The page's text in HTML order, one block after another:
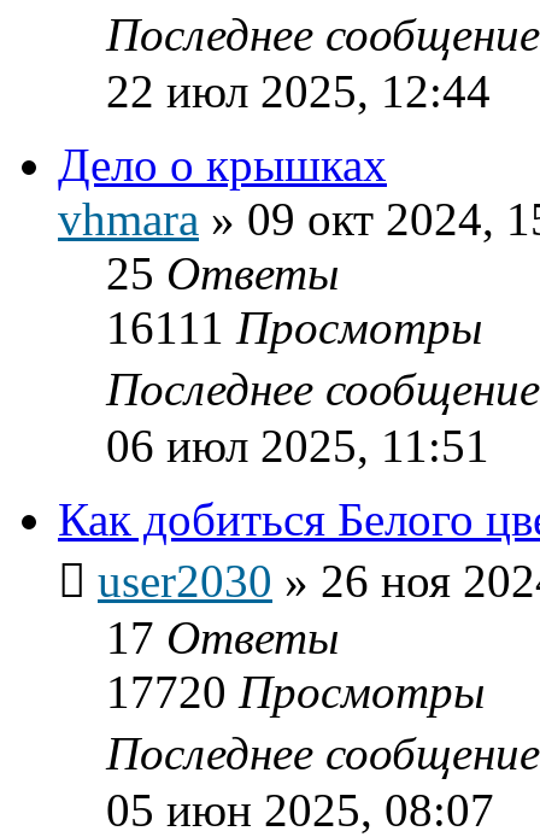
Последнее
22 июл 2025, 12:44
Дело о крышках
vhmara » 09 окт 2024,
25 Ответы
16111 Просмотры
Последнее
06 июл 2025, 11:51
Как добиться Белого
user2030 » 26 ноя
17 Ответы
17720 Просмотры
Последнее
05 июн 2025, 08:07